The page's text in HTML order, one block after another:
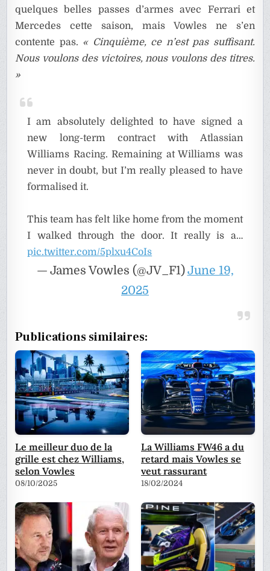
quelques belles passes d’armes avec Ferrari et
Mercedes cette saison, mais Vowles ne s’en
contente pas. « Cinquième, ce n’est pas suffisant.
Nous voulons des victoires, nous voulons des titres.
»
I am absolutely delighted to have signed a
new long-term contract with Atlassian
Williams Racing. Remaining at Williams was
never in doubt, but I’m really pleased to have
formalised it.
This team has felt like home from the moment
I walked through the door. It really is a…
pic.twitter.com/5plxu4CoIs
— James Vowles (@JV_F1)June 19,
2025
Publications similaires:
Le meilleur duo de la
grille est chez Williams,
selon Vowles
08/10/2025
La Williams FW46 a du
retard mais Vowles se
veut rassurant
18/02/2024